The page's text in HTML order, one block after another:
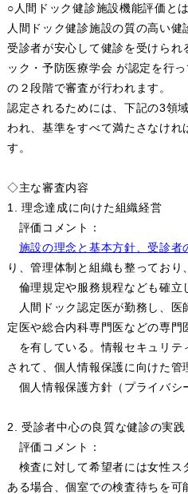
○人間ドック健診施設機能評価とは
人間ドック健診施設の質の高い健
受診者が安心して健診を受けられ
ック・予防医療学会 が認定を行
の２段階で審査が行われます。
認定されるためには、下記の3領
われ、基準をすべて満たさなけれ
す。
◇主な審査内容
1. 理念達成に向けた組織経営
評価コメント：
施設の理念と基本方針、受診者
り、管理体制と組織も整っており
倫理規定や服務規程なども確立
人間ドック認定医が勤務し、医
定医や総合内科専門医などの専門
を有している。情報セキュリテ
されて、個人情報保護に向けた管
個人情報保護方針（プライバシ
2. 受診者中心の良質な健診の実践
評価コメント：
検査に対して希望者には女性ス
ある場合、個室での検査待ちを可